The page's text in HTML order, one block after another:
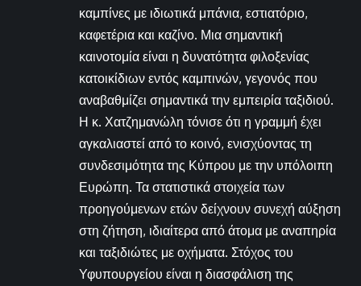
καμπίνες με ιδιωτικά μπάνια, εστιατόριο,
καφετέρια και καζίνο. Μια σημαντική
καινοτομία είναι η δυνατότητα φιλοξενίας
κατοικίδιων εντός καμπινών, γεγονός που
αναβαθμίζει σημαντικά την εμπειρία ταξιδιού.
Η κ. Χατζημανώλη τόνισε ότι η γραμμή έχει
αγκαλιαστεί από το κοινό, ενισχύοντας τη
συνδεσιμότητα της Κύπρου με την υπόλοιπη
Ευρώπη. Τα στατιστικά στοιχεία των
προηγούμενων ετών δείχνουν συνεχή αύξηση
στη ζήτηση, ιδιαίτερα από άτομα με αναπηρία
και ταξιδιώτες με οχήματα. Στόχος του
Υφυπουργείου είναι η διασφάλιση της